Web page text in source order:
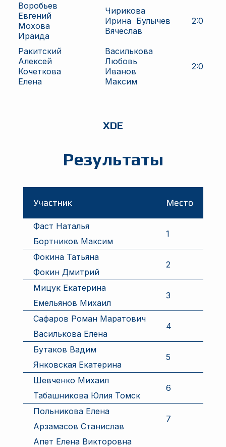
Воробьев
Евгений
Мохова
Ираида
Чирикова
Ирина Булычев
Вячеслав
2:0
Ракитский
Алексей
Кочеткова
Елена
Василькова
Любовь
Иванов
Максим
2:0
XDE
Результаты
Участник Место
Фаст Наталья
1
Бортников Максим
Фокина Татьяна
2
Фокин Дмитрий
Мицук Екатерина
3
Емельянов Михаил
Сафаров Роман Маратович
4
Василькова Елена
Бутаков Вадим
5
Янковская Екатерина
Шевченко Михаил
6
Табашникова Юлия Томск
Польникова Елена
7
Арзамасов Станислав
Апет Елена Викторовна